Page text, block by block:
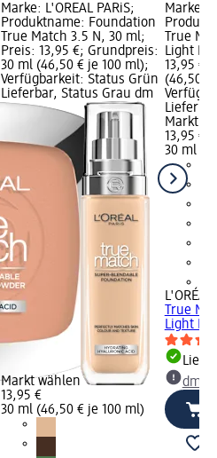
Marke: L'ORÉAL PARiS;
Produktname: Foundation
True Match 3.5 N, 30 ml;
Preis: 13,95 €; Grundpreis:
30 ml (46,50 € je 100 ml);
Verfügbarkeit: Status Grün
Lieferbar, Status Grau dm
Markt wählen
13,95 €
30 ml (46,50 € je 100 ml)
Marke:
True
Light
13,95 €;
(46,50 €
Markt
13,95 €
30 ml
L'ORÉAL
True
Light
dm